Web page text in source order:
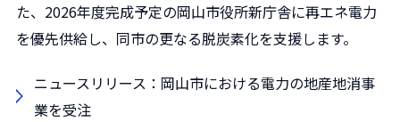
た、2026年度完成予定の岡山市役所新庁舎に再エネ電力
を優先供給し、同市の更なる脱炭素化を支援します。
ニュースリリース：岡山市における電力の地産地消事
業を受注